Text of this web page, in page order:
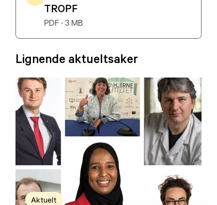
TROPF
PDF · 3 MB
Lignende aktueltsaker
Aktuelt